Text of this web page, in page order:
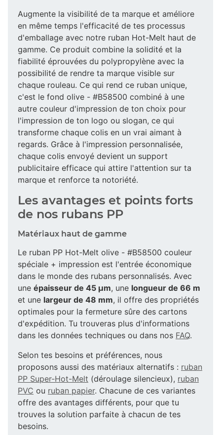
Augmente la visibilité de ta marque et améliore
en même temps l'efficacité de tes processus
d'emballage avec notre ruban Hot-Melt haut de
gamme. Ce produit combine la solidité et la
fiabilité éprouvées du polypropylène avec la
possibilité de rendre ta marque visible sur
chaque rouleau. Ce qui rend ce ruban unique,
c'est le fond olive - #B58500 combiné à une
autre couleur d'impression de ton choix pour
l'impression de ton logo ou slogan, ce qui
transforme chaque colis en un vrai aimant à
regards. Grâce à l'impression personnalisée,
chaque colis envoyé devient un support
publicitaire efficace qui attire l'attention sur ta
marque et renforce ta notoriété.
Les avantages et points forts
de nos rubans PP
Matériaux haut de gamme
Le ruban PP Hot-Melt olive - #B58500 couleur
spéciale + impression est l'entrée économique
dans le monde des rubans personnalisés. Avec
une épaisseur de 45 µm, une longueur de 66 m
et une largeur de 48 mm, il offre des propriétés
optimales pour la fermeture sûre des cartons
d'expédition. Tu trouveras plus d'informations
dans les données techniques ou dans nos FAQ.
Selon tes besoins et préférences, nous
proposons aussi des matériaux alternatifs : ruban
PP Super-Hot-Melt (déroulage silencieux), ruban
PVC ou ruban papier. Chacune de ces variantes
offre des avantages différents, pour que tu
trouves la solution parfaite à chacun de tes
besoins.